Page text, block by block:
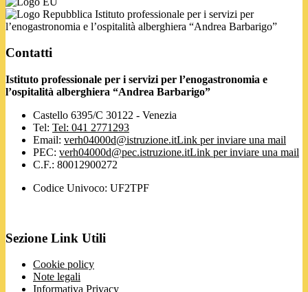
Istituto professionale per i servizi per
l’enogastronomia e l’ospitalità alberghiera “Andrea Barbarigo”
Contatti
Istituto professionale per i servizi per l’enogastronomia e
l’ospitalità alberghiera “Andrea Barbarigo”
Castello 6395/C 30122 - Venezia
Tel: Tel: 041 2771293
Email: verh04000d@istruzione.itLink per inviare una mail
PEC: verh04000d@pec.istruzione.itLink per inviare una mail
C.F.: 80012900272
Codice Univoco: UF2TPF
Sezione Link Utili
Cookie policy
Note legali
Informativa Privacy